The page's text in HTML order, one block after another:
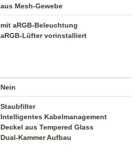
aus Mesh-Gewebe
mit aRGB-Beleuchtung
aRGB-Lüfter vorinstalliert
Nein
Staubfilter
Intelligentes Kabelmanagement
Deckel aus Tempered Glass
Dual-Kammer Aufbau